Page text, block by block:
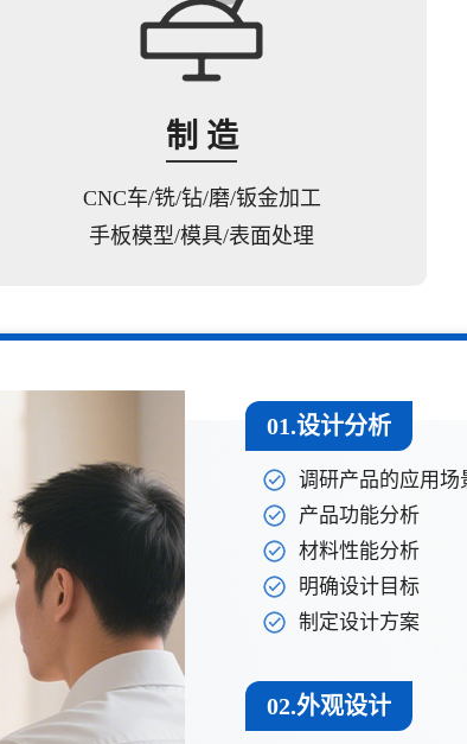
制 造
CNC车/铣/钻/磨/钣金加工
手板模型/模具/表面处理
01.设计分析
调研产品的应用场
产品功能分析
材料性能分析
明确设计目标
制定设计方案
02.外观设计